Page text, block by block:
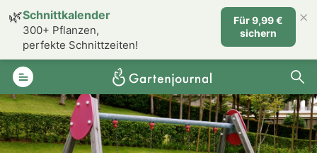
🌿Schnittkalender
300+ Pflanzen,
perfekte Schnittzeiten!
Für 9,99 €
sichern
×